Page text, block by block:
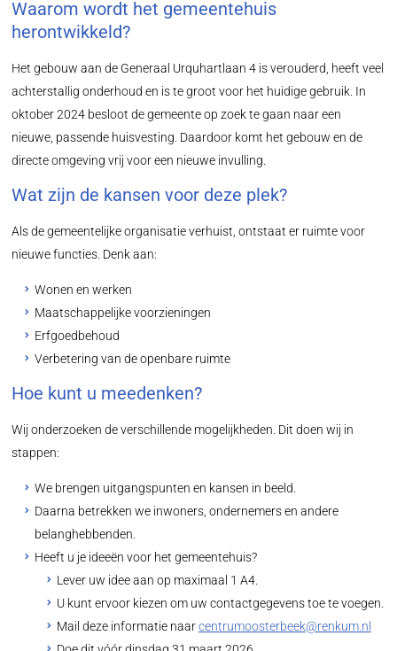
Waarom wordt het gemeentehuis
herontwikkeld?
Het gebouw aan de Generaal Urquhartlaan 4 is verouderd, heeft veel
achterstallig onderhoud en is te groot voor het huidige gebruik. In
oktober 2024 besloot de gemeente op zoek te gaan naar een
nieuwe, passende huisvesting. Daardoor komt het gebouw en de
directe omgeving vrij voor een nieuwe invulling.
Wat zijn de kansen voor deze plek?
Als de gemeentelijke organisatie verhuist, ontstaat er ruimte voor
nieuwe functies. Denk aan:
Wonen en werken
Maatschappelijke voorzieningen
Erfgoedbehoud
Verbetering van de openbare ruimte
Hoe kunt u meedenken?
Wij onderzoeken de verschillende mogelijkheden. Dit doen wij in
stappen:
We brengen uitgangspunten en kansen in beeld.
Daarna betrekken we inwoners, ondernemers en andere
belanghebbenden.
Heeft u je ideeën voor het gemeentehuis?
Lever uw idee aan op maximaal 1 A4.
U kunt ervoor kiezen om uw contactgegevens toe te voegen.
Mail deze informatie naarcentrumoosterbeek@renkum.nl